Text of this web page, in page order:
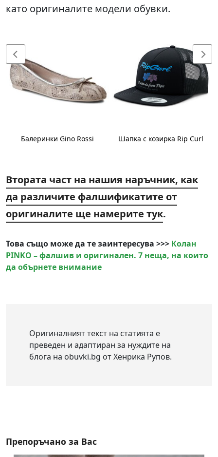
като оригиналите модели обувки.
Балеринки Gino Rossi Шапка с козирка Rip Curl
Втората част на нашия наръчник, как
да различите фалшификатите от
оригиналите ще намерите тук.
Това също може да те заинтересува >>> Колан
PINKO – фалшив и оригинален. 7 неща, на които
да обърнете внимание
Оригиналният текст на статията е
преведен и адаптиран за нуждите на
блога на obuvki.bg от Хенрика Рупов.
Препоръчано за Вас